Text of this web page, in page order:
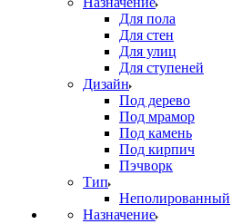
Для пола
Для стен
Для улиц
Для ступеней
Дизайн
Под дерево
Под мрамор
Под камень
Под кирпич
Пэчворк
Тип
Неполированный
Назначение